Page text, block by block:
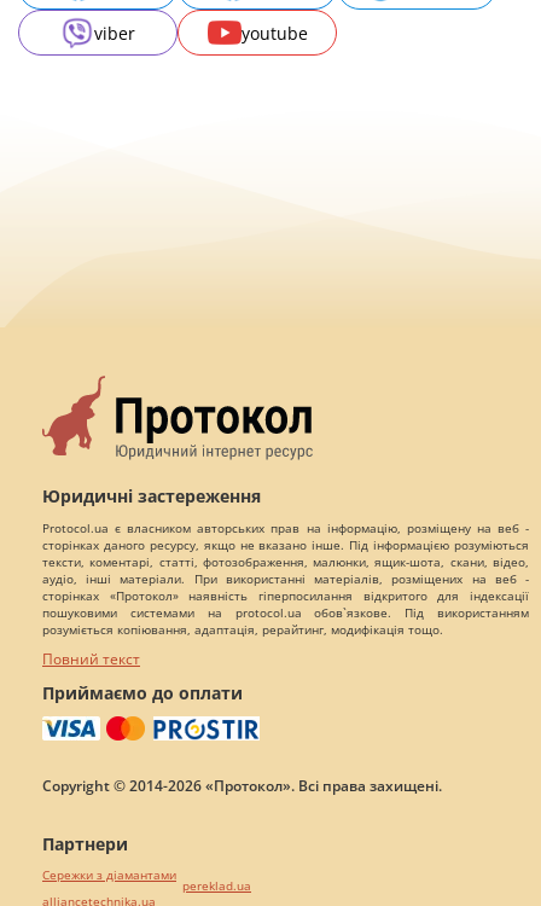
viber
youtube
Юридичні застереження
Protocol.ua є власником авторських прав на інформацію, розміщену на веб -
сторінках даного ресурсу, якщо не вказано інше. Під інформацією розуміються
тексти, коментарі, статті, фотозображення, малюнки, ящик-шота, скани, відео,
аудіо, інші матеріали. При використанні матеріалів, розміщених на веб -
сторінках «Протокол» наявність гіперпосилання відкритого для індексації
пошуковими системами на protocol.ua обов`язкове. Під використанням
розуміється копіювання, адаптація, рерайтинг, модифікація тощо.
Повний текст
Приймаємо до оплати
Copyright © 2014-2026 «Протокол». Всі права захищені.
Партнери
Сережки з діамантами
alliancetechnika.ua
pereklad.ua